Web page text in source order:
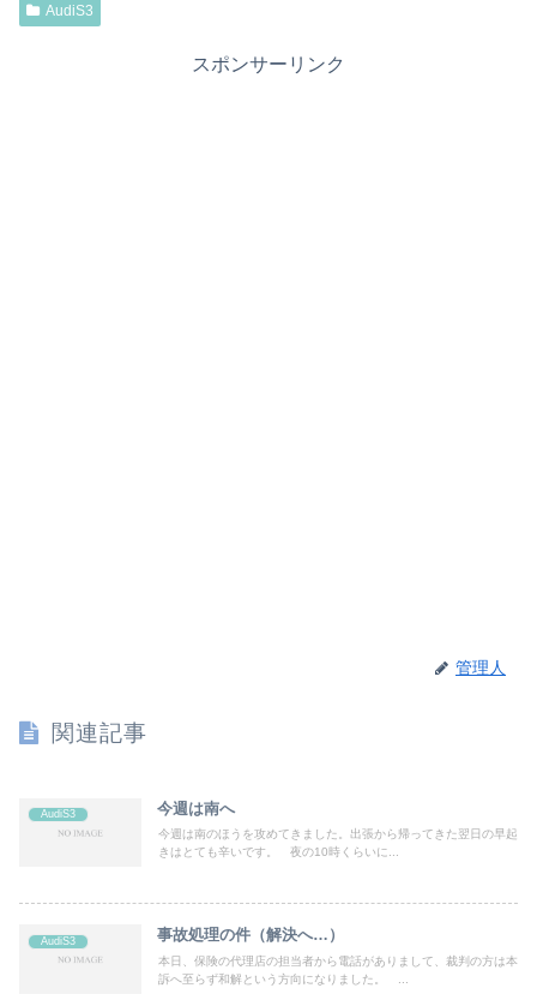
AudiS3
スポンサーリンク
管理人
関連記事
AudiS3 今週は南へ
今週は南のほうを攻めてきました。出張から帰ってきた翌日の早起
きはとても辛いです。 夜の10時くらいに...
AudiS3 事故処理の件（解決へ…）
本日、保険の代理店の担当者から電話がありまして、裁判の方は本
訴へ至らず和解という方向になりました。 ...